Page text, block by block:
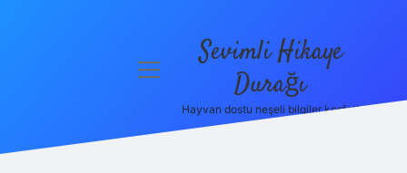
menüyü
Sevimli Hikaye
Durağı
Hayvan dostu neşeli bilgiler keşfet!